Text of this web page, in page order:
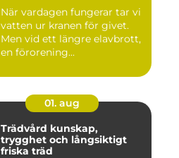
När vardagen fungerar tar vi
vatten ur kranen för givet.
Men vid ett längre elavbrott,
en förorening...
01. aug
Trädvård kunskap,
trygghet och långsiktigt
friska träd